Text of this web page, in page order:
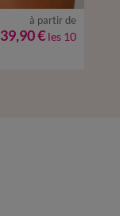
50/52
à partir de
39,90 € les 10